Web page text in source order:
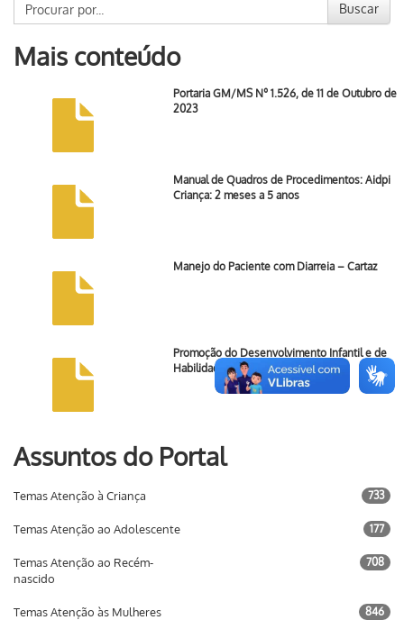
Buscar
Mais conteúdo
Portaria GM/MS Nº 1.526, de 11 de Outubro de
2023
Manual de Quadros de Procedimentos: Aidpi
Criança: 2 meses a 5 anos
Manejo do Paciente com Diarreia – Cartaz
Promoção do Desenvolvimento Infantil e de
Habilidades …
Assuntos do Portal
Temas Atenção à Criança 733
Temas Atenção ao Adolescente 177
Temas Atenção ao Recém-
nascido
708
Temas Atenção às Mulheres 846